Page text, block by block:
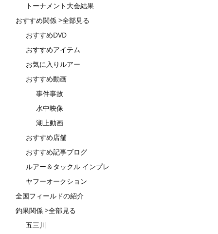
トーナメント大会結果
おすすめ関係 >全部見る
おすすめDVD
おすすめアイテム
お気に入りルアー
おすすめ動画
事件事故
水中映像
湖上動画
おすすめ店舗
おすすめ記事ブログ
ルアー＆タックル インプレ
ヤフーオークション
全国フィールドの紹介
釣果関係 >全部見る
五三川